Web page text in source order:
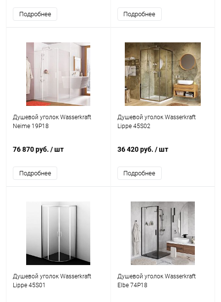
Подробнее Подробнее
Душевой уголок Wasserkraft
Neime 19P18
76 870 руб. / шт
Подробнее
Душевой уголок Wasserkraft
Lippe 45S02
36 420 руб. / шт
Подробнее
Душевой уголок Wasserkraft
Lippe 45S01
Душевой уголок Wasserkraft
Elbe 74P18